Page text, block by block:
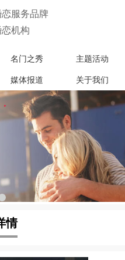
服务品牌
机构
名门之秀 主题活动
媒体报道 关于我们
情